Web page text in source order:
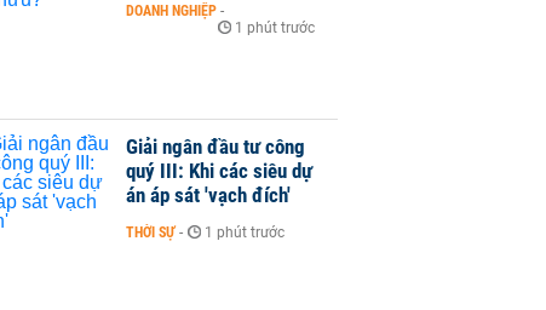
DOANH NGHIỆP -
1 phút trước
Giải ngân đầu tư công
quý III: Khi các siêu dự
án áp sát 'vạch đích'
THỜI SỰ - 1 phút trước